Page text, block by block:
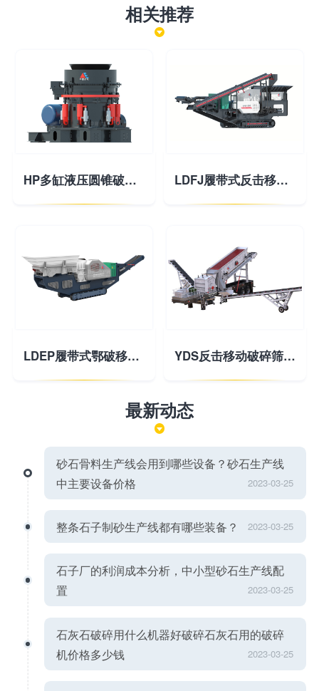
相关推荐
HP多缸液压圆锥破碎机 LDFJ履带式反击移动破碎站
LDEP履带式鄂破移动破碎站 YDS反击移动破碎筛分站
最新动态
砂石骨料生产线会用到哪些设备？砂石生产线
中主要设备价格
2023-03-25
整条石子制砂生产线都有哪些装备？ 2023-03-25
石子厂的利润成本分析，中小型砂石生产线配
置
2023-03-25
石灰石破碎用什么机器好破碎石灰石用的破碎
机价格多少钱
2023-03-25